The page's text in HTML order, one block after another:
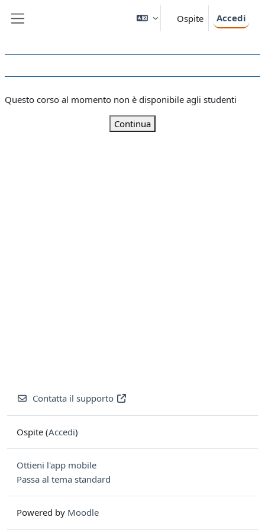
Ospite Accedi
Questo corso al momento non è disponibile agli studenti
Continua
Contatta il supporto
Ospite (Accedi)
Ottieni l'app mobile
Passa al tema standard
Powered by Moodle